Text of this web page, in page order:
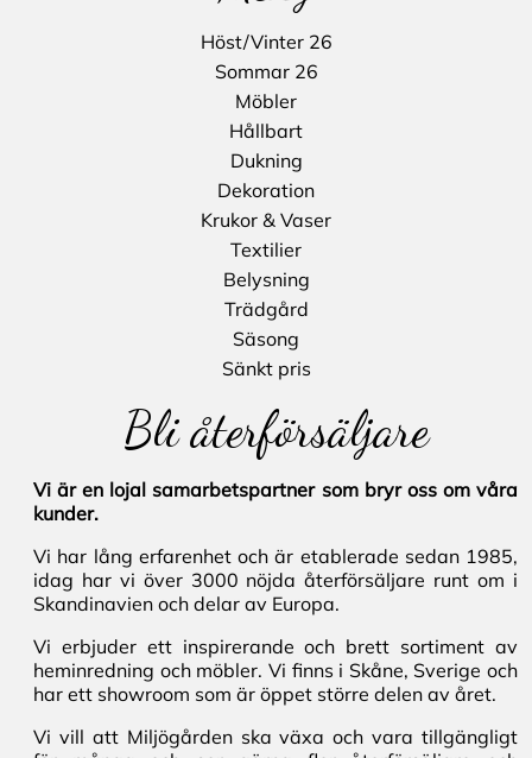
Höst/Vinter 26
Sommar 26
Möbler
Hållbart
Dukning
Dekoration
Krukor & Vaser
Textilier
Belysning
Trädgård
Säsong
Sänkt pris
Bli återförsäljare
Vi är en lojal samarbetspartner som bryr oss om våra
kunder.
Vi har lång erfarenhet och är etablerade sedan 1985,
idag har vi över 3000 nöjda återförsäljare runt om i
Skandinavien och delar av Europa.
Vi erbjuder ett inspirerande och brett sortiment av
heminredning och möbler. Vi finns i Skåne, Sverige och
har ett showroom som är öppet större delen av året.
Vi vill att Miljögården ska växa och vara tillgängligt